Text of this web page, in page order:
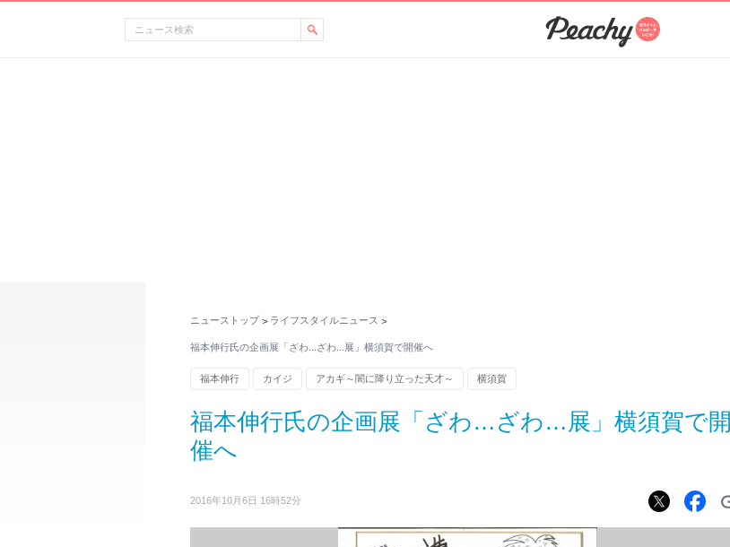
ニューストップ > ライフスタイルニュース >
福本伸行氏の企画展「ざわ…ざわ…展」横須賀で開催へ
福本伸行 カイジ アカギ～闇に降り立った天才～ 横須賀
福本伸行氏の企画展「ざわ…ざわ…展」横須賀で開
催へ
2016年10月6日 16時52分